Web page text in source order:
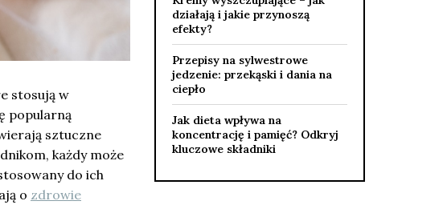
stosują w
popularną
sztuczne
każdy może
do ich
o zdrowie
działają i jakie przynoszą
efekty?
Przepisy na sylwestrowe
jedzenie: przekąski i dania na
ciepło
Jak dieta wpływa na
koncentrację i pamięć? Odkryj
kluczowe składniki